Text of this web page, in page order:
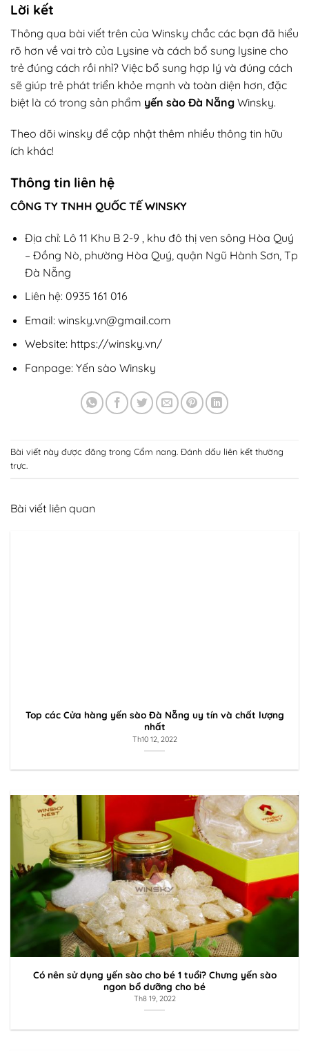
Lời kết
Thông qua bài viết trên của Winsky chắc các bạn đã hiểu
rõ hơn về vai trò của Lysine và cách bổ sung lysine cho
trẻ đúng cách rồi nhỉ? Việc bổ sung hợp lý và đúng cách
sẽ giúp trẻ phát triển khỏe mạnh và toàn diện hơn, đặc
biệt là có trong sản phẩm yến sào Đà Nẵng Winsky.
Theo dõi winsky để cập nhật thêm nhiều thông tin hữu
ích khác!
Thông tin liên hệ
CÔNG TY TNHH QUỐC TẾ WINSKY
Địa chỉ: Lô 11 Khu B 2-9 , khu đô thị ven sông Hòa Quý
– Đồng Nò, phường Hòa Quý, quận Ngũ Hành Sơn, Tp
Đà Nẵng
Liên hệ: 0935 161 016
Email: winsky.vn@gmail.com
Website: https://winsky.vn/
Fanpage: Yến sào Winsky
Bài viết này được đăng trong Cẩm nang. Đánh dấu liên kết thường
trực.
Bài viết liên quan
Top các Cửa hàng yến sào Đà Nẵng uy tín và chất lượng
nhất
Th10 12, 2022
Có nên sử dụng yến sào cho bé 1 tuổi? Chưng yến sào
ngon bổ dưỡng cho bé
Th8 19, 2022